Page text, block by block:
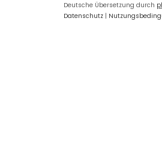
Deutsche Übersetzung durch
Datenschutz |